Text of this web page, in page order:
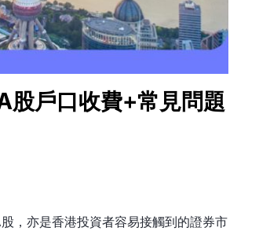
股戶口收費+常見問題
，亦是香港投資者容易接觸到的證券市